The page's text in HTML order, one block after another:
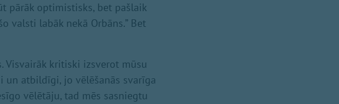
pārāk optimistisks, bet pašlaik
valsti labāk nekā Orbāns.” Bet
kritiski izsverot mūsu
atbildīgi, jo vēlēšanās svarīga
vēlētāju, tad mēs sasniegtu